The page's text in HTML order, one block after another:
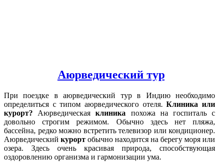
Аюрведический тур
При поездке в аюрведический тур в Индию необходимо
определиться с типом аюрведического отеля.Клиника или
курорт? Аюрведическаяклиника похожа на госпиталь с
довольно строгим режимом. Обычно здесь нет пляжа,
бассейна, редко можно встретить телевизор или кондиционер.
Аюрведический курорт обычно находится на берегу моря или
озера. Здесь очень красивая природа, способствующая
оздоровлению организма и гармонизации ума.